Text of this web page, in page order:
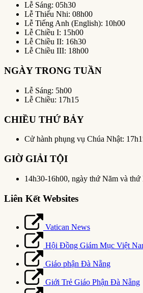
Lễ Sáng: 05h30
Lễ Thiếu Nhi: 08h00
Lễ Tiếng Anh (English): 10h00
Lễ Chiều I: 15h00
Lễ Chiều II: 16h30
Lễ Chiều III: 18h00
NGÀY TRONG TUẦN
Lễ Sáng: 5h00
Lễ Chiều: 17h15
CHIỀU THỨ BẢY
Cử hành phụng vụ Chúa Nhật:
GIỜ GIẢI TỘI
14h30-16h00, ngày thứ Năm và thứ
Liên Kết Websites
Vatican News
Hội Đồng Giám Mục Việt
Giáo phận Đà Nẵng
Giới Trẻ Giáo Phận Đà Nẵng